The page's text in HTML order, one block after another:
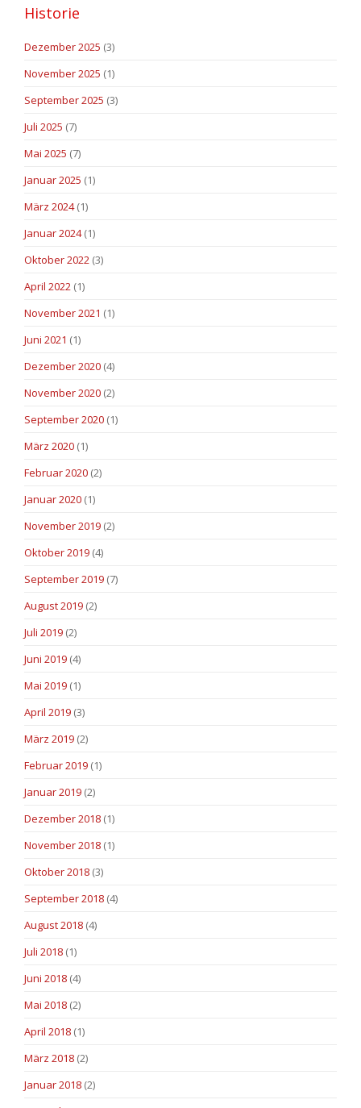
Historie
Dezember 2025 (3)
November 2025 (1)
September 2025 (3)
Juli 2025 (7)
Mai 2025 (7)
Januar 2025 (1)
März 2024(1)
Januar 2024(1)
Oktober 2022 (3)
April 2022 (1)
November 2021 (1)
Juni 2021 (1)
Dezember 2020 (4)
November 2020 (2)
September 2020 (1)
März 2020 (1)
Februar 2020 (2)
Januar 2020 (1)
November 2019 (2)
Oktober 2019 (4)
September 2019 (7)
August 2019 (2)
Juli 2019 (2)
Juni 2019 (4)
Mai 2019 (1)
April 2019 (3)
März 2019 (2)
Februar 2019 (1)
Januar 2019 (2)
Dezember 2018 (1)
November 2018 (1)
Oktober 2018 (3)
September 2018 (4)
August 2018 (4)
Juli 2018 (1)
Juni 2018 (4)
Mai 2018 (2)
April 2018 (1)
März 2018 (2)
Januar 2018 (2)